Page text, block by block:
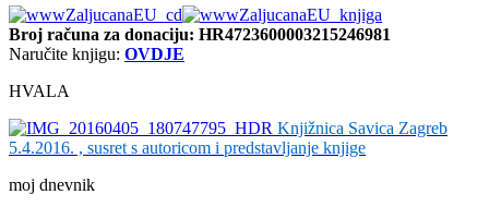
Broj računa za donaciju: HR4723600003215246981
Naručite knjigu: OVDJE
HVALA
Knjižnica Savica Zagreb
5.4.2016. , susret s autoricom i predstavljanje knjige
moj dnevnik